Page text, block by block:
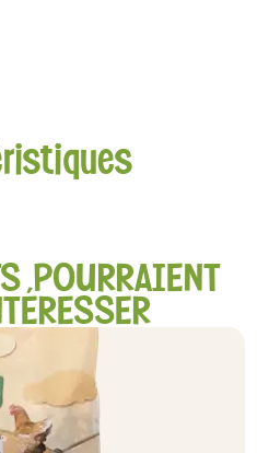
POURRAIENT